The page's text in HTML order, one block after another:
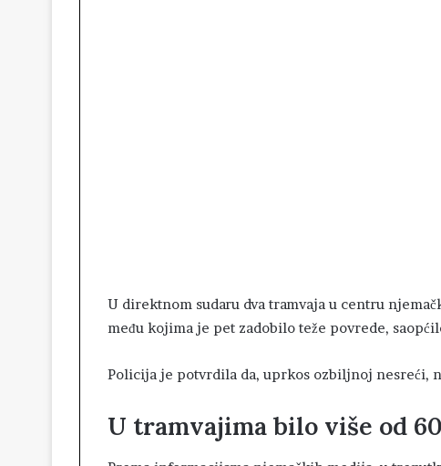
U direktnom sudaru dva tramvaja u centru
među kojima je pet zadobilo teže povrede,
Policija je potvrdila da, uprkos ozbiljnoj nesreći,
U tramvajima bilo više od